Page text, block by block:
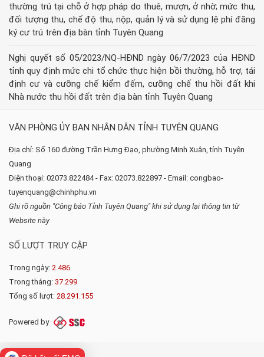
thường trú tại chỗ ở hợp pháp do thuê, mượn, ở nhờ; mức thu,
đối tượng thu, chế độ thu, nộp, quản lý và sử dụng lệ phí đăng
ký cư trú trên địa bàn tỉnh Tuyên Quang
Nghị quyết số 05/2023/NQ-HĐND ngày 06/7/2023 của HĐND
tỉnh quy định mức chi tổ chức thực hiện bồi thường, hỗ trợ, tái
định cư và cưỡng chế kiểm đếm, cưỡng chế thu hồi đất khi
Nhà nước thu hồi đất trên địa bàn tỉnh Tuyên Quang
VĂN PHÒNG ỦY BAN NHÂN DÂN TỈNH TUYÊN QUANG
Địa chỉ: Số 160 đường Trần Hưng Đạo, phường Minh Xuân, tỉnh Tuyên
Quang
Điện thoại: 02073.822484 - Fax: 02073.822897 - Email: congbao-
tuyenquang@chinhphu.vn
Ghi rõ nguồn "Công báo Tỉnh Tuyên Quang" khi sử dụng lại thông tin từ
Website này
SỐ LƯỢT TRUY CẬP
Trong ngày: 2.486
Trong tháng: 37.299
Tổng số lượt: 28.291.155
Powered by